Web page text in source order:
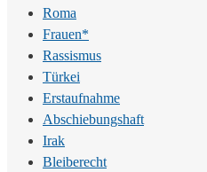
Roma
Frauen*
Rassismus
Türkei
Erstaufnahme
Abschiebungshaft
Irak
Bleiberecht